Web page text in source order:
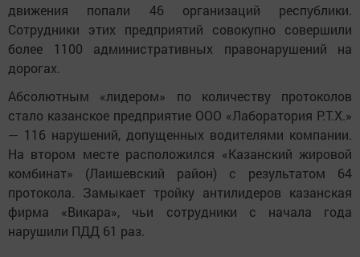
движения попали 46 организаций республики.
Сотрудники этих предприятий совокупно совершили
более 1100 административных правонарушений на
дорогах.
Абсолютным «лидером» по количеству протоколов
стало казанское предприятие ООО «Лаборатория Р.Т.Х.»
— 116 нарушений, допущенных водителями компании.
На втором месте расположился «Казанский жировой
комбинат» (Лаишевский район) с результатом 64
протокола. Замыкает тройку антилидеров казанская
фирма «Викара», чьи сотрудники с начала года
нарушили ПДД 61 раз.